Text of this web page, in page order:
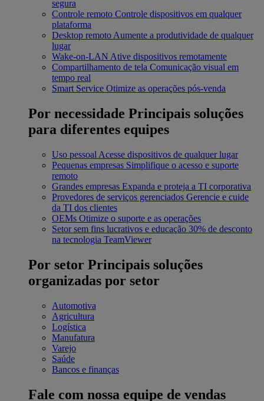
segura
Controle remoto Controle dispositivos em qualquer
plataforma
Desktop remoto Aumente a produtividade de qualquer
lugar
Wake-on-LAN Ative dispositivos remotamente
Compartilhamento de tela Comunicação visual em
tempo real
Smart Service Otimize as operações pós-venda
Por necessidade Principais soluções
para diferentes equipes
Uso pessoal Acesse dispositivos de qualquer lugar
Pequenas empresas Simplifique o acesso e suporte
remoto
Grandes empresas Expanda e proteja a TI corporativa
Provedores de serviços gerenciados Gerencie e cuide
da TI dos clientes
OEMs Otimize o suporte e as operações
Setor sem fins lucrativos e educação 30% de desconto
na tecnologia TeamViewer
Por setor Principais soluções
organizadas por setor
Automotiva
Agricultura
Logística
Manufatura
Varejo
Saúde
Bancos e finanças
Fale com nossa equipe de vendas